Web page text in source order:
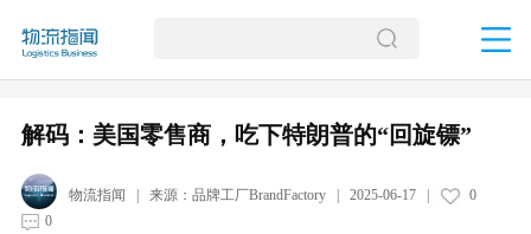
解码：美国零售商，吃下特朗普的“回旋镖”
物流指闻 | 来源： 品牌工厂BrandFactory| 2025-06-17|
0
0